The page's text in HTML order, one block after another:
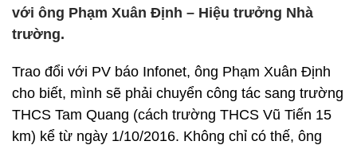
với ông Phạm Xuân Định – Hiệu trưởng Nhà
trường.
Trao đổi với PV báo Infonet, ông Phạm Xuân Định
cho biết, mình sẽ phải chuyển công tác sang trường
THCS Tam Quang (cách trường THCS Vũ Tiến 15
km) kể từ ngày 1/10/2016. Không chỉ có thế, ông